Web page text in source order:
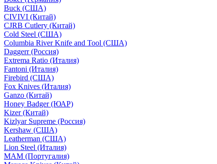
Buck (США)
CIVIVI (Китай)
CJRB Cutlery (Китай)
Cold Steel (США)
Columbia River Knife and Tool (США)
Daggerr (Россия)
Extrema Ratio (Италия)
Fantoni (Италия)
Firebird (США)
Fox Knives (Италия)
Ganzo (Китай)
Honey Badger (ЮАР)
Kizer (Китай)
Kizlyar Supreme (Россия)
Kershaw (США)
Leatherman (США)
Lion Steel (Италия)
MAM (Португалия)